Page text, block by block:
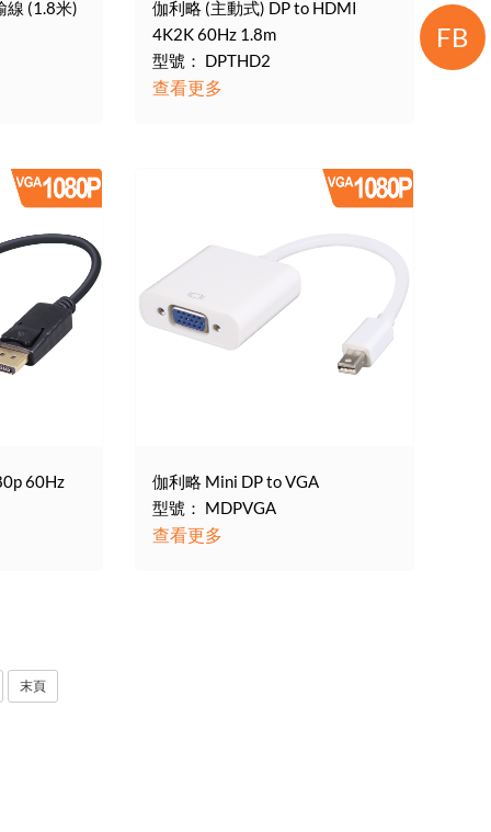
線 (1.8米)
伽利略 (主動式) DP to HDMI
4K2K 60Hz 1.8m
型號： DPTHD2
查看更多
60Hz
伽利略 Mini DP to VGA
型號： MDPVGA
查看更多
末頁
FB